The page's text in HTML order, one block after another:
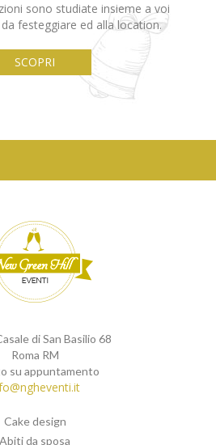
sono studiate insieme a voi
da festeggiare ed alla location.
SCOPRI
di San Basilio 68
Roma RM
su appuntamento
Cake design
Abiti da sposa